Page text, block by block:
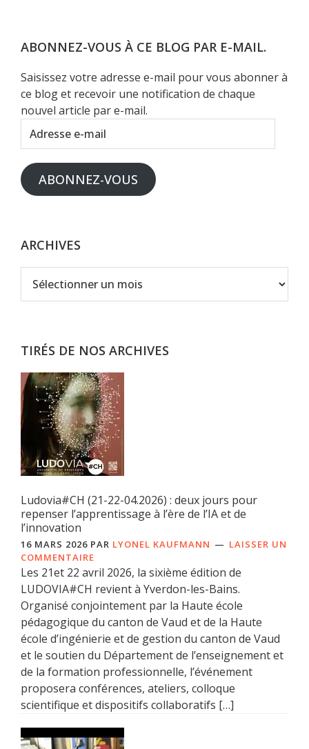
Web
ABONNEZ-VOUS À CE BLOG PAR E-MAIL.
Saisissez votre adresse e-mail pour vous abonner à
ce blog et recevoir une notification de chaque
nouvel article par e-mail.
Adresse
e-
mail
ABONNEZ-VOUS
ARCHIVES
TIRÉS DE NOS ARCHIVES
Ludovia#CH (21-22-04.2026) : deux jours pour
repenser l’apprentissage à l’ère de l’IA et de
l’innovation
16 MARS 2026 PAR LYONEL KAUFMANN
LAISSER UN
COMMENTAIRE
Les 21et 22 avril 2026, la sixième édition de
LUDOVIA#CH revient à Yverdon-les-Bains.
Organisé conjointement par la Haute école
pédagogique du canton de Vaud et de la Haute
école d’ingénierie et de gestion du canton de Vaud
et le soutien du Département de l’enseignement et
de la formation professionnelle, l’événement
proposera conférences, ateliers, colloque
scientifique et dispositifs collaboratifs […]